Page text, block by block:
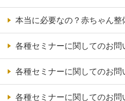
本当に必要なの？赤ちゃん整
各種セミナーに関してのお問
各種セミナーに関してのお問
各種セミナーに関してのお問